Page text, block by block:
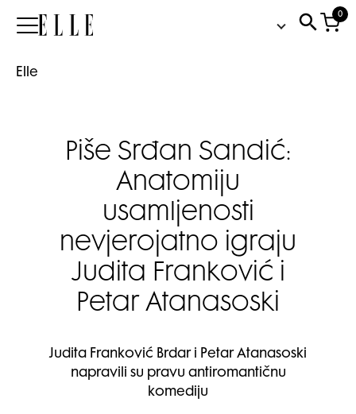
Elle
0
Elle
Piše Srđan Sandić:
Anatomiju
usamljenosti
nevjerojatno igraju
Judita Franković i
Petar Atanasoski
Judita Franković Brdar i Petar Atanasoski
napravili su pravu antiromantičnu
komediju